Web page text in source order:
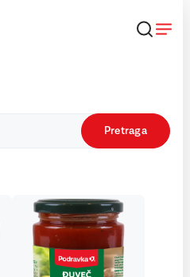
Pretraga